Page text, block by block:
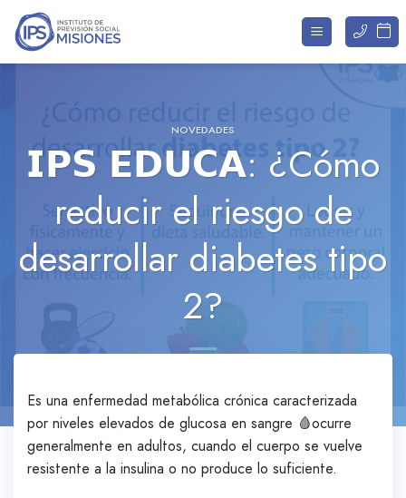
Saltar
contenido
NOVEDADES
𝗜𝗣𝗦 𝗘𝗗𝗨𝗖𝗔: ¿Cómo
reducir el riesgo de
desarrollar diabetes tipo
2?
Es una enfermedad metabólica crónica caracterizada
por niveles elevados de glucosa en sangre 🩸ocurre
generalmente en adultos, cuando el cuerpo se vuelve
resistente a la insulina o no produce lo suficiente.